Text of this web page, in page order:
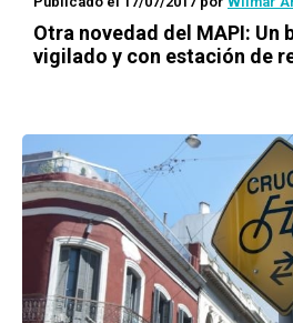
Otra novedad del MAPI: Un
vigilado y con estación de